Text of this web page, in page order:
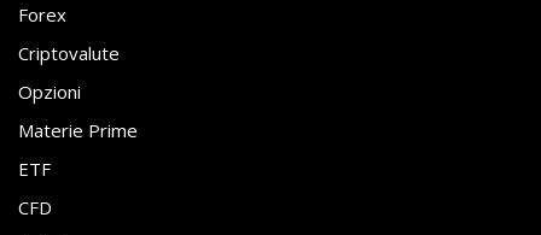
Forex
Criptovalute
Opzioni
Materie Prime
ETF
CFD